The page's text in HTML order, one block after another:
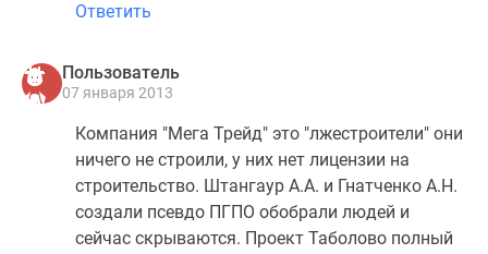
Ответить
Пользователь
07 января 2013
Компания "Мега Трейд" это "лжестроители" они
ничего не строили, у них нет лицензии на
строительство. Штангаур А.А. и Гнатченко А.Н.
создали псевдо ПГПО обобрали людей и
сейчас скрываются. Проект Таболово полный